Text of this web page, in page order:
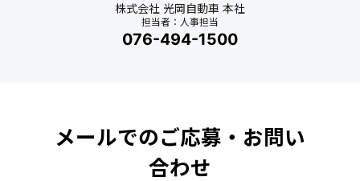
株式会社 光岡自動車 本社
担当者：人事担当
076-494-1500
メールでのご応募・お問い
合わせ